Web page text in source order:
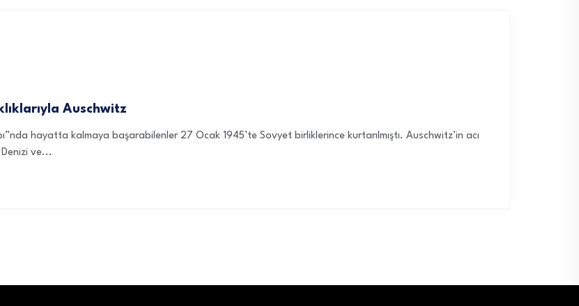
Auschwitz
hayatta kalmaya başarabilenler 27 Ocak 1945’te Sovyet birliklerince kurtarılmıştı. Auschwitz’in acı
Denizi ve...